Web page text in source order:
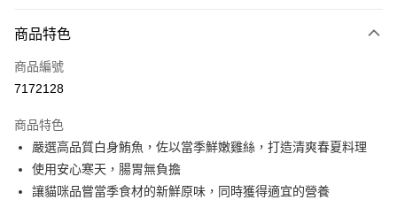
信用卡一次付款
信用卡分期付款
合作金庫商業銀行
華南商業銀行
彰化商業銀行
上海商業儲蓄銀行
國泰世華商業銀行
兆豐國際商業銀行
超商取貨付款
LINE Pay
商品特色
商品編號
7172128
商品特色
嚴選高品質白身鮪魚，佐以當季鮮嫩雞絲，打造清爽春夏料理
使用安心寒天，腸胃無負擔
讓貓咪品嘗當季食材的新鮮原味，同時獲得適宜的營養